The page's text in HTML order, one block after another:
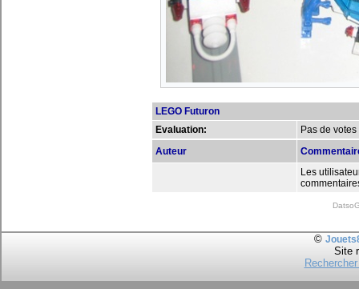
LEGO Futuron
Evaluation:
Pas de votes
Auteur
Les
©
Site